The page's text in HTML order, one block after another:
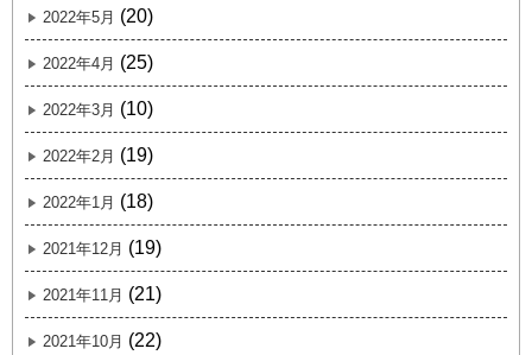
2022年5月 (20)
2022年4月 (25)
2022年3月 (10)
2022年2月 (19)
2022年1月 (18)
2021年12月 (19)
2021年11月 (21)
2021年10月 (22)